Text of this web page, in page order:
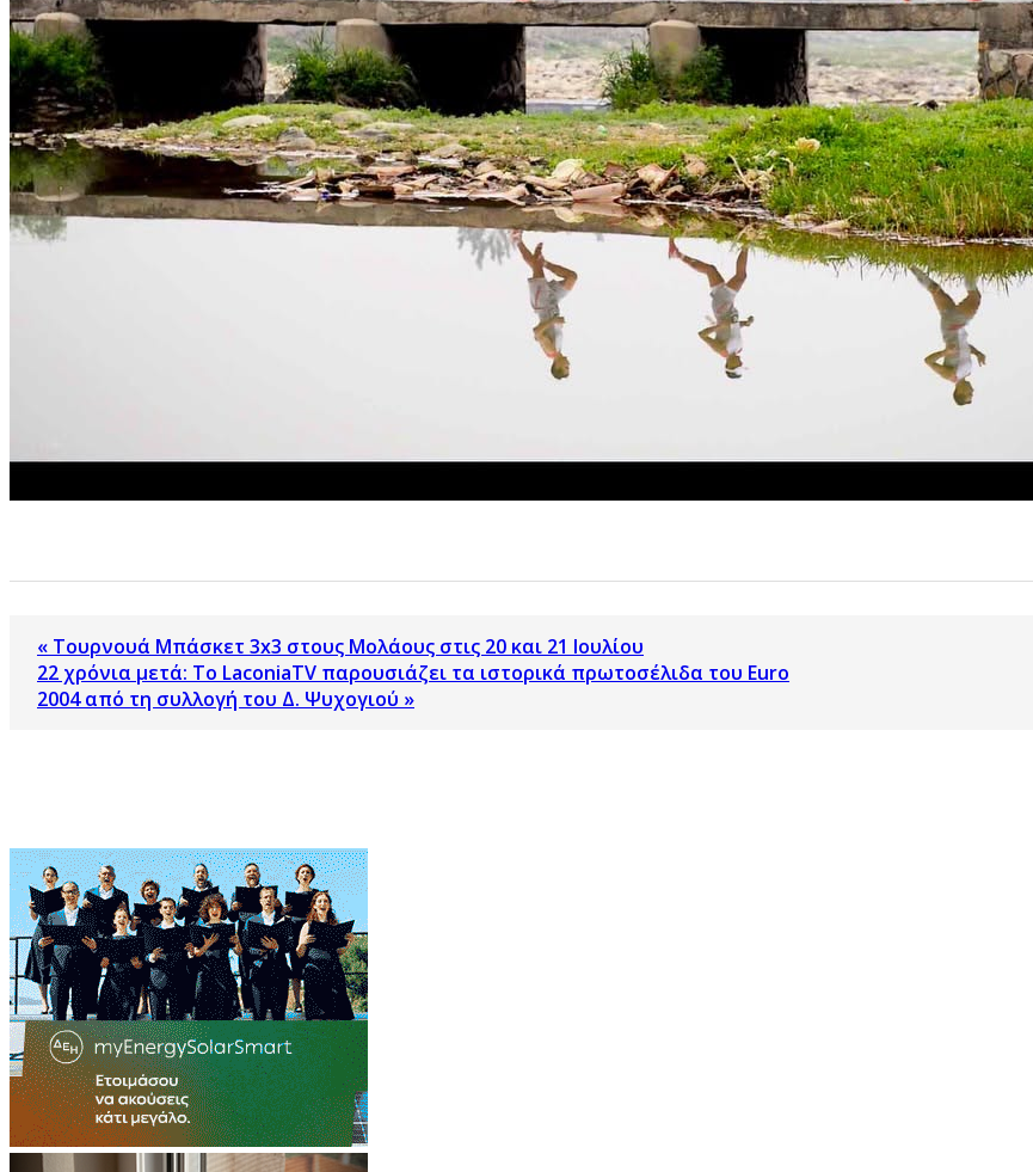
« Τουρνουά Μπάσκετ 3x3 στους Μολάους στις 20 και 21 Ιουλίου
22 χρόνια μετά: Το LaconiaTV παρουσιάζει τα ιστορικά πρωτοσέλιδα του Euro
2004 από τη συλλογή του Δ. Ψυχογιού »